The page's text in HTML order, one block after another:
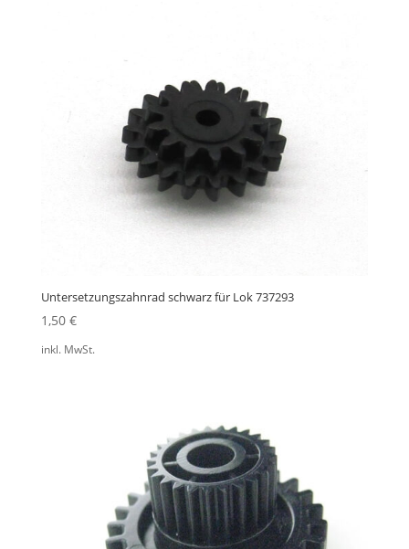
Untersetzungszahnrad schwarz für Lok 737293
1,50 €
inkl. MwSt.